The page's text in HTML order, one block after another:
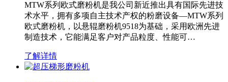
MTW系列欧式磨粉机是我公司新近推出具有国际先进技
术水平，拥有多项自主技术产权的粉磨设备—MTW系列
欧式磨粉机，以悬辊磨粉机9518为基础，采用欧洲先进
制造技术，它能满足客户对产品粒度、性能可…
了解详情